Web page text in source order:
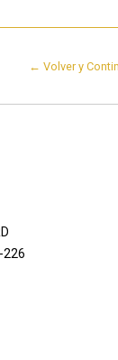
← Volver y
226